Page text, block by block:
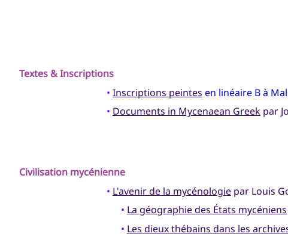
Textes & Inscriptions
• Inscriptions peintes en linéaire B à
• Documents in Mycenaean Greekpar
Civilisation mycénienne
• L'avenir de la mycénologiepar Louis
• La géographie des États mycéniens
• Les dieux thébains dans les